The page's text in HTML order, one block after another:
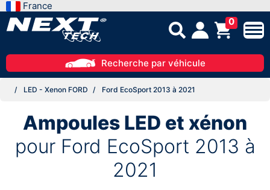
France
0
Recherche par véhicule
LED - Xenon FORD Ford EcoSport 2013 à 2021
Ampoules LED et xénon
pour Ford EcoSport 2013 à
2021